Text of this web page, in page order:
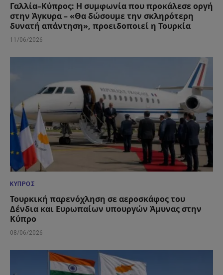
Γαλλία–Κύπρος: Η συμφωνία που προκάλεσε οργή
στην Άγκυρα – «Θα δώσουμε την σκληρότερη
δυνατή απάντηση», προειδοποιεί η Τουρκία
11/06/2026
ΚΎΠΡΟΣ
Τουρκική παρενόχληση σε αεροσκάφος του
Δένδια και Ευρωπαίων υπουργών Άμυνας στην
Κύπρο
08/06/2026